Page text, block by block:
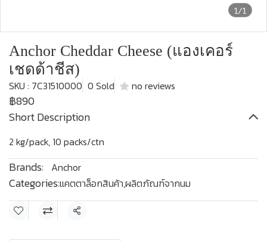
1/1
Anchor Cheddar Cheese (แองเคอร์
เชดด้าชีส)
SKU : 7C31510000 0 Sold no reviews
฿890
Short Description
2 kg/pack, 10 packs/ctn
Brands: Anchor
Categories:แคตตาล็อกสินค้า,ผลิตภัณฑ์จากนม
Share